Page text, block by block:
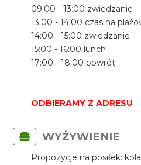
09:00 - 13:00 zwiedzanie
13:00 - 14:00 czas na
14:00 - 15:00 zwiedzanie
15:00 - 16:00 lunch
17:00 - 18:00 powrót
ODBIERAMY Z ADRESU
WYŻYWIENIE
Propozycje na posiłek: